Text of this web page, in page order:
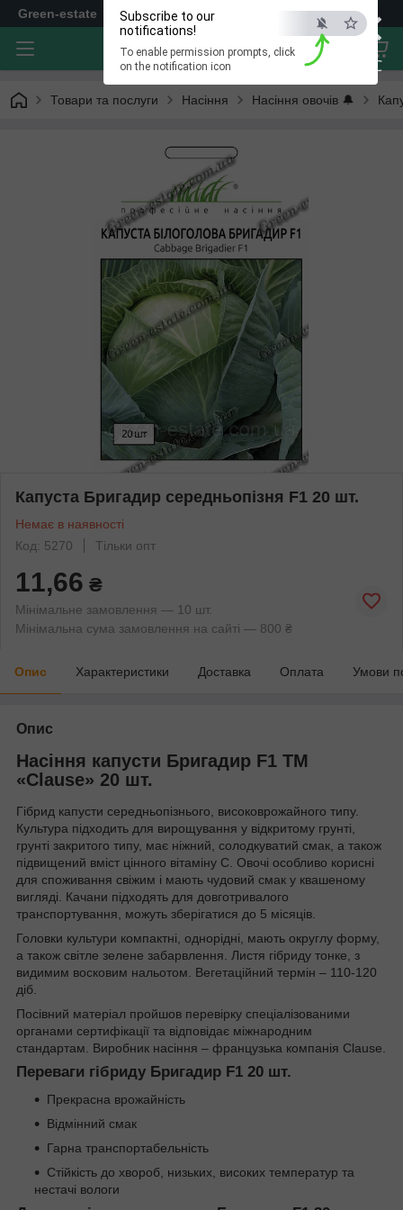
×
ESC
Subscribe to our
notifications!
To enable permission prompts, click
on the notification icon
Green-estate
Товари та послуги Насіння Насіння овочів 🔔
Капуста Бригадир середньопізня F1 20 шт.
Немає в наявності
Код: 5270
Тільки опт
11,66 ₴
Мінімальне замовлення — 10 шт.
Мінімальна сума замовлення на сайті — 800 ₴
Опис Характеристики Доставка Оплата Умови
Опис
Насіння капусти Бригадир F1 ТМ
«Clause» 20 шт.
Гібрид капусти середньопізнього, високоврожайного типу.
Культура підходить для вирощування у відкритому грунті,
грунті закритого типу, має ніжний, солодкуватий смак, а також
підвищений вміст цінного вітаміну С. Овочі особливо корисні
для споживання свіжим і мають чудовий смак у квашеному
вигляді. Качани підходять для довготривалого
транспортування, можуть зберігатися до 5 місяців.
Головки культури компактні, однорідні, мають округлу форму,
а також світле зелене забарвлення. Листя гібриду тонке, з
видимим восковим нальотом. Вегетаційний термін – 110-120
діб.
Посівний матеріал пройшов перевірку спеціалізованими
органами сертифікації та відповідає міжнародним
стандартам. Виробник насіння – французька компанія Clause.
Переваги гібриду Бригадир F1 20 шт.
Прекрасна врожайність
Відмінний смак
Гарна транспортабельність
Стійкість до хвороб, низьких, високих температур та
нестачі вологи